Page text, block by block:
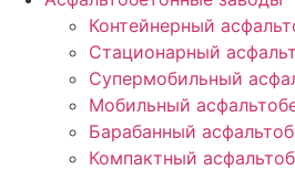
Контейнерный
Стационарный
Супермобильный
Мобильный
Барабанный
Компактный